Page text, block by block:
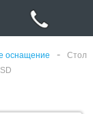
оснащение -
Стол